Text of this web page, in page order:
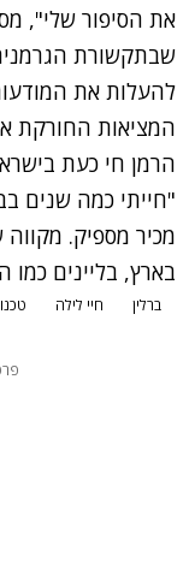
את הסיפור שלי",
שבתקשורת
להעלות את
המציאות החורקת
הרמן חי כעת
"חייתי כמה שנים
מכיר מספיק. מקווה
בארץ, בליינים
ברלין חיי לילה טכנו